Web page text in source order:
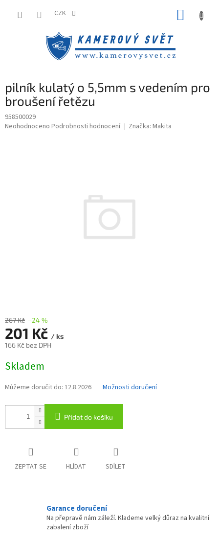
CZK
pilník kulatý o 5,5mm s vedením pro
broušení řetězu
958500029
Průměrné
Neohodnoceno Podrobnosti hodnocení Značka: Makita
267 Kč –24 %
201 Kč / ks
166 Kč bez DPH
cena:
Skladem
Můžeme doručit do: 12.8.2026 Možnosti doručení
Přidat do košíku
ZEPTAT SE HLÍDAT SDÍLET
Garance doručení
Na přepravě nám záleží. Klademe velký důraz na kvalitní
zabalení zboží